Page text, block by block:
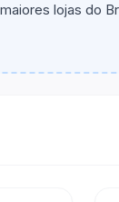
lojas do